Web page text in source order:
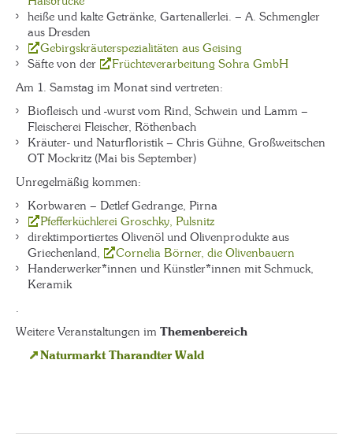
heiße und kalte Getränke, Gartenallerlei. – A. Schmengler
aus Dresden
Gebirgskräuterspezialitäten aus Geising
Säfte von der
Früchteverarbeitung Sohra GmbH
Am 1. Samstag im Monat sind vertreten:
Biofleisch und -wurst vom Rind, Schwein und Lamm –
Fleischerei Fleischer, Röthenbach
Kräuter- und Naturfloristik – Chris Gühne, Großweitschen
OT Mockritz (Mai bis September)
Unregelmäßig kommen:
Korbwaren – Detlef Gedrange, Pirna
Pfefferküchlerei Groschky, Pulsnitz
direktimportiertes Olivenöl und Olivenprodukte aus
Griechenland,
Cornelia Börner, die Olivenbauern
Handerwerker*innen und Künstler*innen mit Schmuck,
Keramik
.
Weitere Veranstaltungen im Themenbereich
Naturmarkt Tharandter Wald